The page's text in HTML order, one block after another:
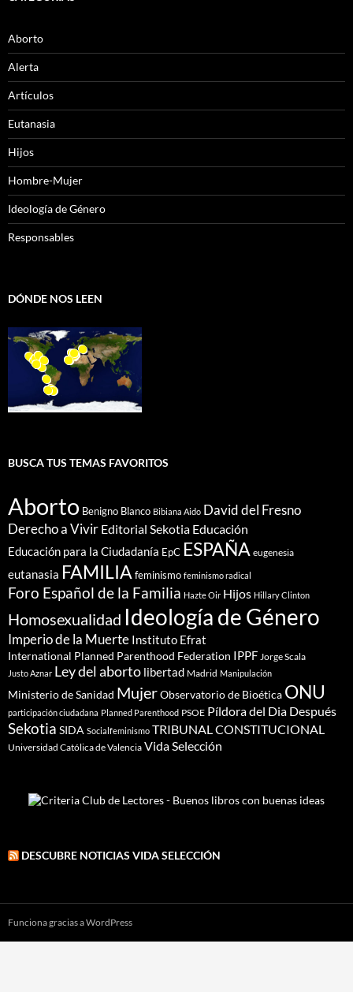
Aborto
Alerta
Artículos
Eutanasia
Hijos
Hombre-Mujer
Ideología de Género
Responsables
DÓNDE NOS LEEN
BUSCA TUS TEMAS FAVORITOS
Aborto Benigno Blanco Bibiana Aido David del Fresno
Derecho a Vivir Editorial Sekotia Educación
Educación para la Ciudadanía EpC ESPAÑA eugenesia
eutanasia FAMILIA feminismo feminismo radical
Foro Español de la Familia Hazte Oir Hijos Hillary Clinton
Homosexualidad Ideología de Género
Imperio de la Muerte Instituto Efrat
International Planned Parenthood Federation IPPF Jorge Scala
Justo Aznar Ley del aborto libertad Madrid Manipulación
Ministerio de Sanidad MujerObservatorio de Bioética ONU
participación ciudadana Planned Parenthood PSOE Píldora del Dia Después
Sekotia SIDA Socialfeminismo TRIBUNAL CONSTITUCIONAL
Universidad Católica de Valencia Vida Selección
DESCUBRE NOTICIAS VIDA SELECCIÓN
Funciona gracias a WordPress